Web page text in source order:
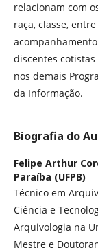
relacionam com
raça, classe,
discentes cotistas
nos demais
da Informação.
Biografia do
Felipe Arthur
Paraíba (UFPB)
Técnico em
Ciência e
Arquivologia na
Mestre e